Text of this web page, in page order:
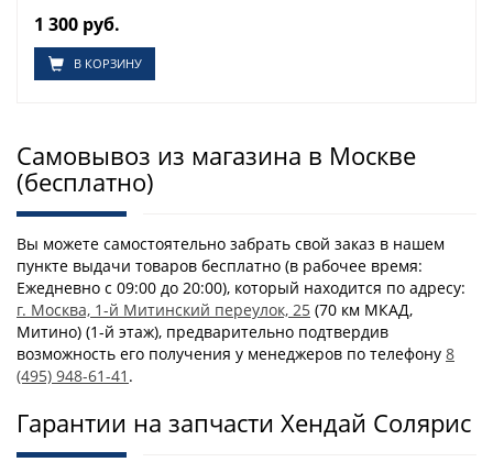
1 300 руб.
В КОРЗИНУ
Самовывоз из магазина в Москве
(бесплатно)
Вы можете самостоятельно забрать свой заказ в нашем
пункте выдачи товаров бесплатно (в рабочее время:
Ежедневно с 09:00 до 20:00), который находится по адресу:
г. Москва, 1-й Митинский переулок, 25 (70 км МКАД,
Митино) (1-й этаж), предварительно подтвердив
возможность его получения у менеджеров по телефону 8
(495) 948-61-41 .
Гарантии на запчасти Хендай Солярис